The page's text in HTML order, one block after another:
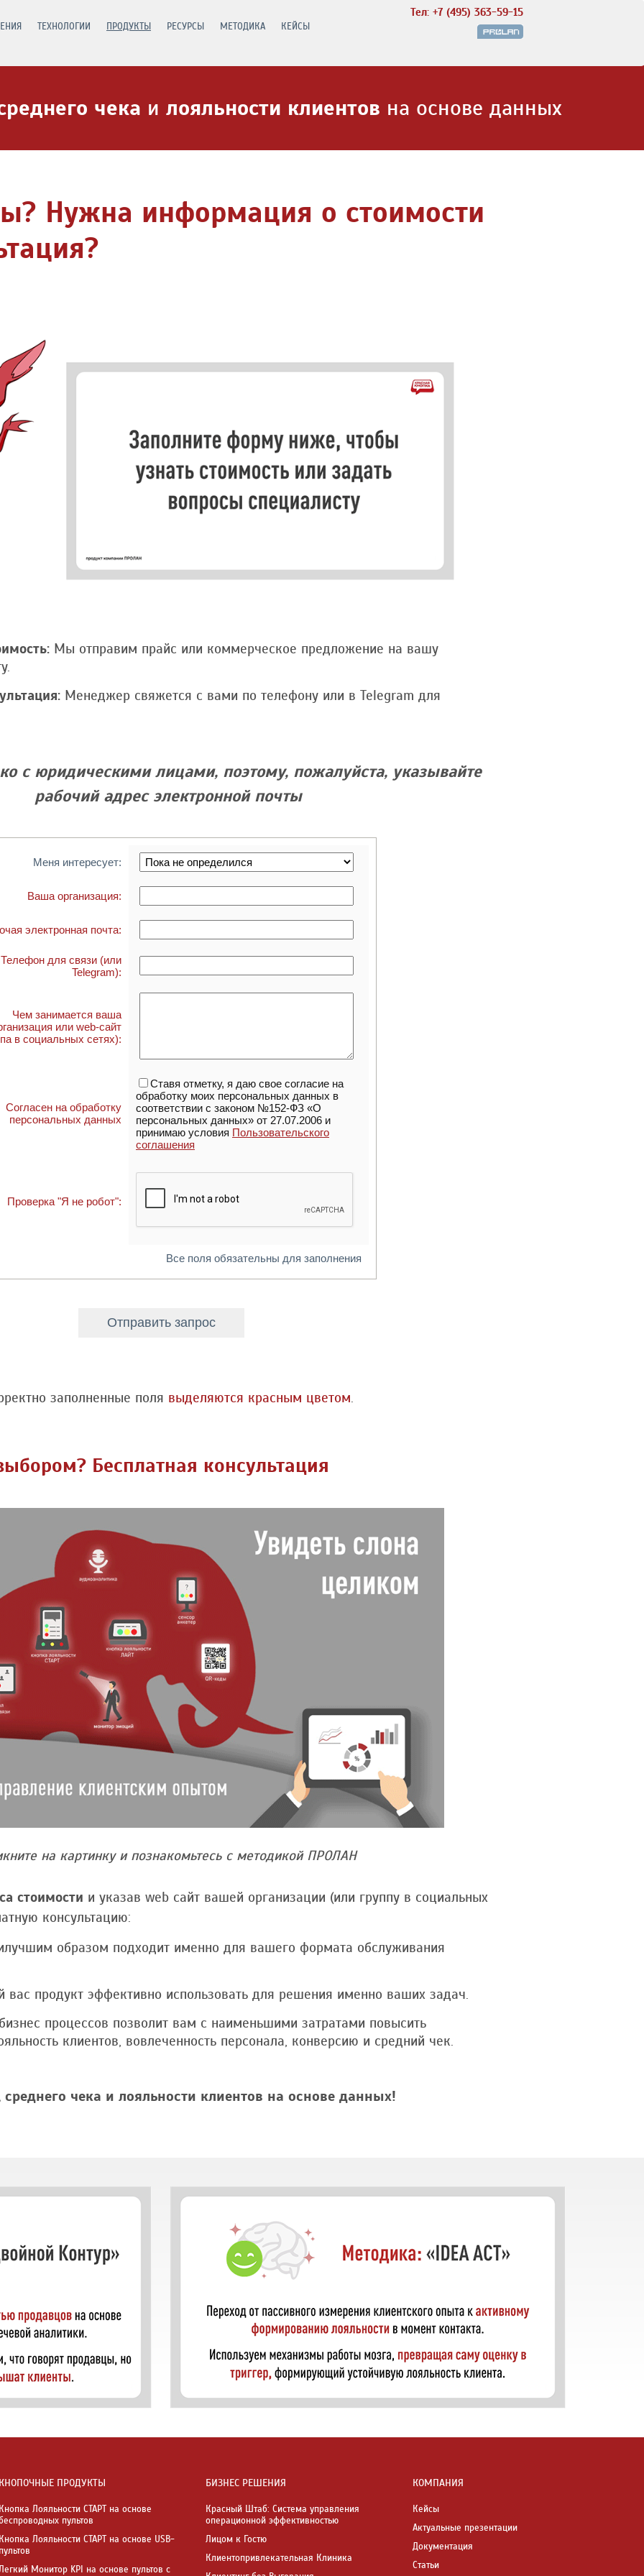
ТЕХНОЛОГИИ ПРОДУКТЫ РЕСУРСЫ МЕТОДИКА КЕЙСЫ
Тел: +7 (495) 363-59-15
чека и лояльности клиентов на основе данных
Нужна информация о стоимости
Мы отправим прайс или коммерческое предложение на вашу
Менеджер свяжется с вами по телефону или в Telegram для
с юридическими лицами, поэтому, пожалуйста, указывайте
рабочий адрес электронной почты
Меня интересует:
Ваша организация:
электронная почта:
Телефон для связи (или
Telegram):
Чем занимается ваша
или web-сайт
в социальных сетях):
Согласен на обработку
персональных данных
Ставя отметку, я даю свое согласие на
обработку моих персональных данных в
соответствии с законом №152-ФЗ «О
персональных данных» от 27.07.2006 и
принимаю условия Пользовательского
соглашения
Проверка "Я не робот":
Все поля обязательны для заполнения
заполненные поля выделяются красным цветом.
Бесплатная консультация
на картинку и познакомьтесь с методикой ПРОЛАН
стоимости и указав web сайт вашей организации (или группу в социальных
консультацию:
образом подходит именно для вашего формата обслуживания
вас продукт эффективно использовать для решения именно ваших задач.
процессов позволит вам с наименьшими затратами повысить
клиентов, вовлеченность персонала, конверсию и средний чек.
среднего чека и лояльности клиентов на основе данных!
КНОПОЧНЫЕ ПРОДУКТЫ
Кнопка Лояльности СТАРТ на основе
пультов
Кнопка Лояльности СТАРТ на основе USB-
пультов
Монитор KPI на основе пультов с
БИЗНЕС РЕШЕНИЯ
Красный Штаб: Система управления
операционной эффективностью
Лицом к Гостю
Клиентопривлекательная Клиника
КОМПАНИЯ
Кейсы
Актуальные презентации
Документация
Статьи